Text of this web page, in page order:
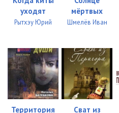
уходят
Рытхэу Юрий
мёртвых
Шмелёв Иван
Территория
Сват из